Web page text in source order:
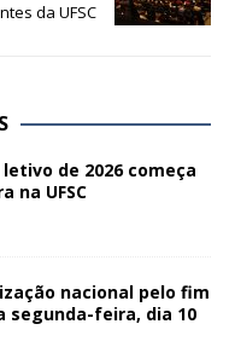
da UFSC
de 2026 começa
na UFSC
nacional pelo fim
segunda-feira, dia 10